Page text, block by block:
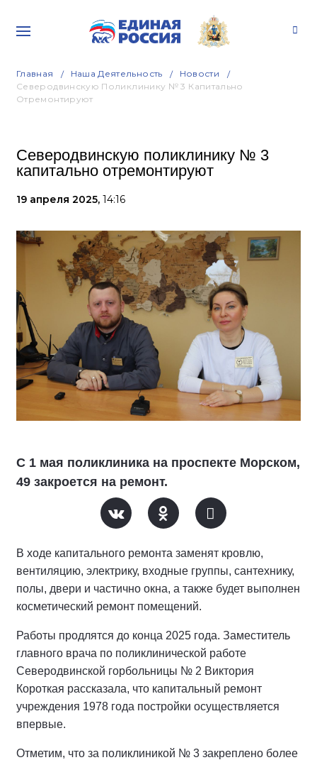
Главная Наша Деятельность
Новости
Северодвинскую Поликлинику № 3 Капитально
Отремонтируют
Северодвинскую поликлинику № 3
капитально отремонтируют
19 апреля 2025, 14:16
С 1 мая поликлиника на проспекте Морском,
49 закроется на ремонт.
В ходе капитального ремонта заменят кровлю,
вентиляцию, электрику, входные группы, сантехнику,
полы, двери и частично окна, а также будет выполнен
косметический ремонт помещений.
Работы продлятся до конца 2025 года. Заместитель
главного врача по поликлинической работе
Северодвинской горбольницы № 2 Виктория
Короткая рассказала, что капитальный ремонт
учреждения 1978 года постройки осуществляется
впервые.
Отметим, что за поликлиникой № 3 закреплено более